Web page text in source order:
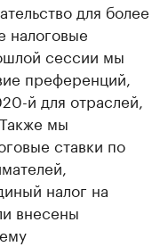
для более
налоговые
сессии мы
преференций,
й для отраслей,
мы
ставки по
налог на
внесены